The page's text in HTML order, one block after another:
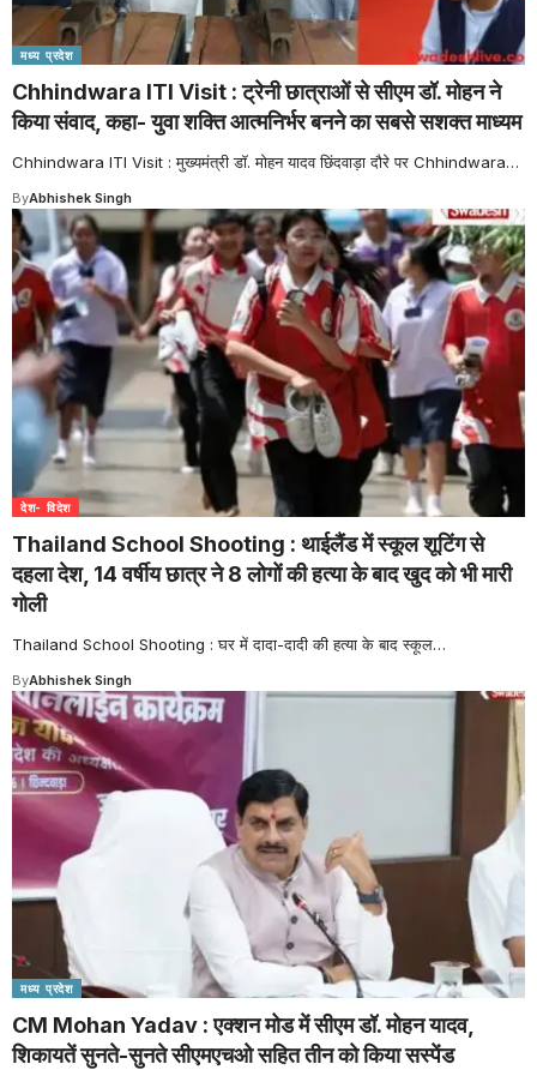
मध्य प्रदेश
Chhindwara ITI Visit : ट्रेनी छात्राओं से सीएम डॉ. मोहन ने
किया संवाद, कहा- युवा शक्ति आत्मनिर्भर बनने का सबसे सशक्त माध्यम
Chhindwara ITI Visit : मुख्यमंत्री डॉ. मोहन यादव छिंदवाड़ा दौरे पर Chhindwara…
ByAbhishek Singh
देश- विदेश
Thailand School Shooting : थाईलैंड में स्कूल शूटिंग से
दहला देश, 14 वर्षीय छात्र ने 8 लोगों की हत्या के बाद खुद को भी मारी
गोली
Thailand School Shooting : घर में दादा-दादी की हत्या के बाद स्कूल…
ByAbhishek Singh
मध्य प्रदेश
CM Mohan Yadav : एक्शन मोड में सीएम डॉ. मोहन यादव,
शिकायतें सुनते-सुनते सीएमएचओ सहित तीन को किया सस्पेंड